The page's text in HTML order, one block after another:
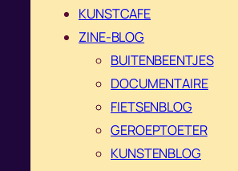
KUNSTCAFE
ZINE-BLOG
BUITENBEENTJES
DOCUMENTAIRE
FIETSENBLOG
GEROEPTOETER
KUNSTENBLOG